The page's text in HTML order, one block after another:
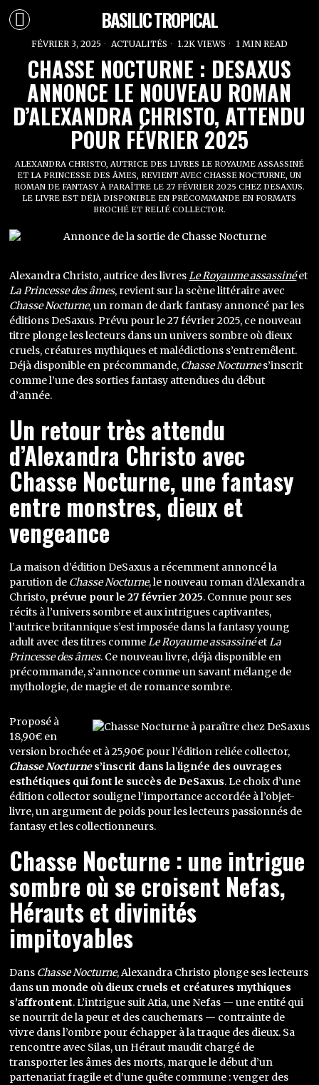
BASILIC TROPICAL
FÉVRIER 3, 2025 ACTUALITÉS 1.2K VIEWS 1 MIN READ
CHASSE NOCTURNE : DESAXUS
ANNONCE LE NOUVEAU ROMAN
D’ALEXANDRA CHRISTO, ATTENDU
POUR FÉVRIER 2025
ALEXANDRA CHRISTO, AUTRICE DES LIVRES LE ROYAUME ASSASSINÉ
ET LA PRINCESSE DES ÂMES, REVIENT AVEC CHASSE NOCTURNE, UN
ROMAN DE FANTASY À PARAÎTRE LE 27 FÉVRIER 2025 CHEZ DESAXUS.
LE LIVRE EST DÉJÀ DISPONIBLE EN PRÉCOMMANDE EN FORMATS
BROCHÉ ET RELIÉ COLLECTOR.
Alexandra Christo, autrice des livresLe Royaume assassinéet
La Princesse des âmes, revient sur la scène littéraire avec
Chasse Nocturne, un roman de dark fantasy annoncé par les
éditions DeSaxus. Prévu pour le 27 février 2025, ce nouveau
titre plonge les lecteurs dans un univers sombre où dieux
cruels, créatures mythiques et malédictions s’entremêlent.
Déjà disponible en précommande, Chasse Nocturnes’inscrit
comme l’une des sorties fantasy attendues du début
d’année.
Un retour très attendu
d’Alexandra Christo avec
Chasse Nocturne, une fantasy
entre monstres, dieux et
vengeance
La maison d’édition DeSaxus a récemment annoncé la
parution de Chasse Nocturne, le nouveau roman d’Alexandra
Christo, prévue pour le 27 février 2025. Connue pour ses
récits à l’univers sombre et aux intrigues captivantes,
l’autrice britannique s’est imposée dans la fantasy young
adult avec des titres commeLe Royaume assassinéetLa
Princesse des âmes. Ce nouveau livre, déjà disponible en
précommande, s’annonce comme un savant mélange de
mythologie, de magie et de romance sombre.
Proposé à
18,90€ en
version brochée et à 25,90€ pour l’édition reliée collector,
Chasse Nocturnes’inscrit dans la lignée des ouvrages
esthétiques qui font le succès de DeSaxus. Le choix d’une
édition collector souligne l’importance accordée à l’objet-
livre, un argument de poids pour les lecteurs passionnés de
fantasy et les collectionneurs.
Chasse Nocturne : une intrigue
sombre où se croisent Nefas,
Hérauts et divinités
impitoyables
Dans Chasse Nocturne, Alexandra Christo plonge ses lecteurs
dansun monde où dieux cruels et créatures mythiques
s’affrontent. L’intrigue suit Atia, une Nefas — une entité qui
se nourrit de la peur et des cauchemars — contrainte de
vivre dans l’ombre pour échapper à la traque des dieux. Sa
rencontre avec Silas, un Héraut maudit chargé de
transporter les âmes des morts, marque le début d’un
partenariat fragile et d’une quête commune : venger des